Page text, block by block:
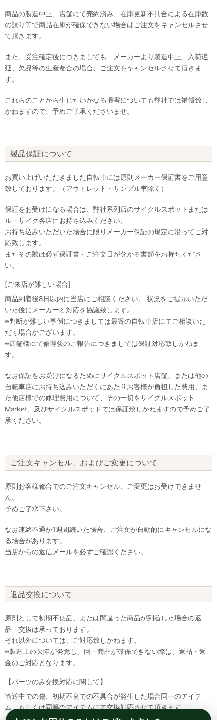
商品の製造中止、店舗にて売約済み、在庫更新不具合による在庫数
の誤り等で商品在庫が確保できない場合はご注文をキャンセルさせ
て頂きます。
また、受注確定後につきましても、メーカーより製造中止、入荷遅
延、欠品等の生産都合の場合、ご注文をキャンセルさせて頂きま
す。
これらのことから生じたいかなる損害についても弊社では補償致し
かねますので、予めご了承くださいませ。
製品保証について
お買い上げいただきました自転車には原則メーカー保証書をご用意
致しております。（アウトレット・サンプル車除く）
保証をお受けになる場合は、弊社系列店のサイクルスポットまたは
ル・サイク各店にお持ち込みください。
お持ち込みいただいた場合に限りメーカー保証の規定に沿ってご対
応致します。
またその際は必ず保証書・ご注文日が分かる書類をお持ちくださ
い。
[ご来店が難しい場合]
商品到着後8日以内に当店にご相談ください。 状況をご提示いただ
いた後にメーカーと対応を協議致します。
※判断が難しい事例につきましては最寄の自転車店にてご相談いた
だく場合がございます。
※店舗様にて修理後のご報告につきましては保証対応致しかねま
す。
なお保証をお受けになるためにサイクルスポット店舗、または他の
自転車店にお持ち込みいただくにあたりお客様が負担した費用、ま
た他店様での修理費用について、その一切をサイクルスポット
Market、及びサイクルスポットでは保証致しかねますので予めご了
承ください。
ご注文キャンセル、およびご変更について
原則お客様都合でのご注文キャンセル、ご変更はお受けできませ
ん。
予めご了承下さい。
なお連絡不通が1週間続いた場合、ご注文が自動的にキャンセルにな
る場合があります。
当店からの返信メールを必ずご確認ください。
返品交換について
原則として初期不良品、または間違った商品が到着した場合の返
品・交換は承っております。
それ以外については、ご対応致しかねます。
※製造上の欠陥が発覚し、同一商品が確保できない際は、返品・返
金のご対応となります。
【パーツのみ交換対応に関して】
輸送中での傷、初期不良での不具合が発生した場合同一のアイテ
ム、もしくは同等のアイテムにて交換対応させて頂きます。
その場合該当部品を着払いにて返送して頂く必要が御座いますので